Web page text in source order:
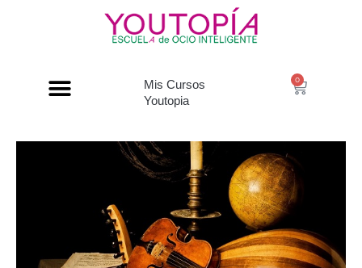
Mis Cursos
Youtopia
0